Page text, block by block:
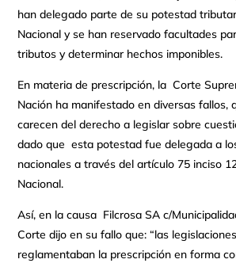
han delegado parte de su potestad
Nacional y se han reservado facultades
tributos y determinar hechos imponibles.
En materia de prescripción, la Corte
Nación ha manifestado en diversas fallos,
carecen del derecho a legislar sobre
dado que esta potestad fue delegada a
nacionales a través del artículo 75 inciso
Nacional.
Así, en la causa Filcrosa SA c/
Corte dijo en su fallo que: “las
reglamentaban la prescripción en forma